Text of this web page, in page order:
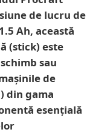
de lucru de
Ah, această
(stick) este
sau
de
din gama
esențială